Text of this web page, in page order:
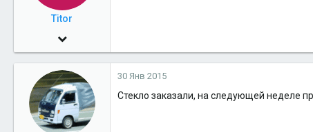
Titor
22 Май 2012
817
16
Салехард
30 Янв 2015
Стекло заказали, на следующей неделе